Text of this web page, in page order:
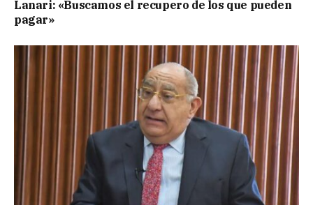
Lanari: «Buscamos el recupero de los que pueden
pagar»